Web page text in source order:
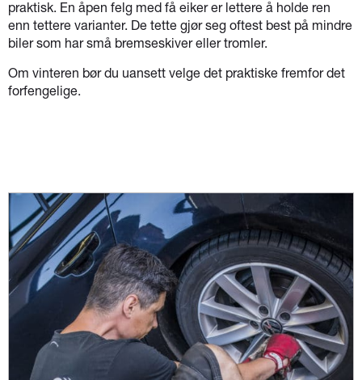
praktisk. En åpen felg med få eiker er lettere å holde ren
enn tettere varianter. De tette gjør seg oftest best på mindre
biler som har små bremseskiver eller tromler.
Om vinteren bør du uansett velge det praktiske fremfor det
forfengelige.